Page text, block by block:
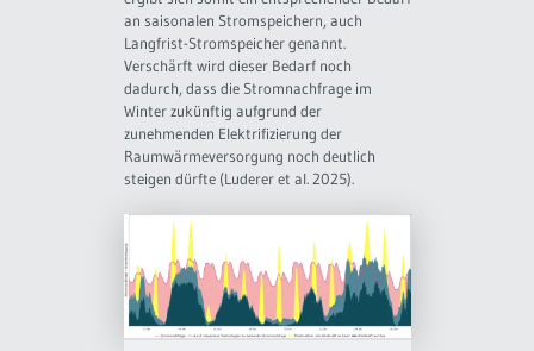
an saisonalen Stromspeichern, auch
Langfrist-Stromspeicher genannt.
Verschärft wird dieser Bedarf noch
dadurch, dass die Stromnachfrage im
Winter zukünftig aufgrund der
zunehmenden Elektrifizierung der
Raumwärmeversorgung noch deutlich
steigen dürfte (Luderer et al. 2025).